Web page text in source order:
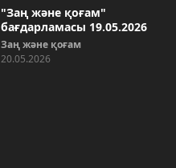
"Заң және қоғам"
бағдарламасы 19.05.2026
Заң және қоғам
20.05.2026